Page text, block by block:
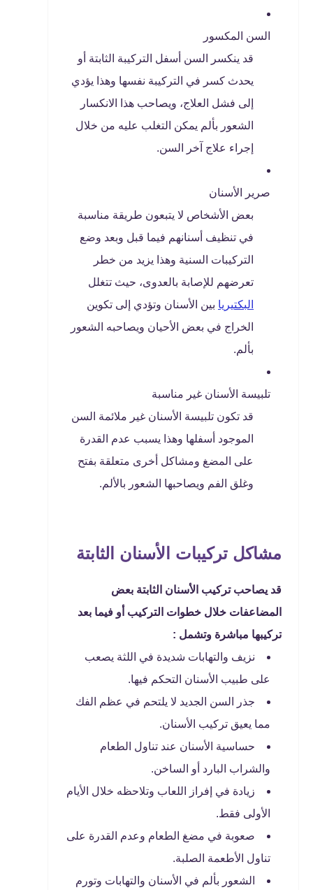
السن المكسور
قد ينكسر السن أسفل التركيبة الثابتة أو
يحدث كسر في التركيبة نفسها وهذا يؤدي
إلى فشل العلاج، ويصاحب هذا الانكسار
الشعور بألم يمكن التغلب عليه من خلال
إجراء علاج آخر السن.
صرير الأسنان
بعض الأشخاص لا يتبعون طريقة مناسبة
في تنظيف أسنانهم فيما قبل وبعد وضع
التركيبات السنية وهذا يزيد من خطر
تعرضهم للإصابة بالعدوى، حيث تتغلل
البكتيريا بين الأسنان وتؤدي إلى تكوين
الخراج في بعض الأحيان ويصاحبه الشعور
بألم.
تلبيسة الأسنان غير مناسبة
قد تكون تلبيسة الأسنان غير ملائمة السن
الموجود أسفلها وهذا يسبب عدم القدرة
على المضغ ومشاكل أخرى متعلقة بفتح
وغلق الفم ويصاحبها الشعور بالألم.
مشاكل تركيبات الأسنان الثابتة
قد يصاحب تركيب الأسنان الثابتة بعض
المضاعفات خلال خطوات التركيب أو فيما بعد
تركيبها مباشرة وتشمل :
نزيف والتهابات شديدة في اللثة يصعب
على طبيب الأسنان التحكم فيها.
جذر السن الجديد لا يلتحم في عظم الفك
مما يعيق تركيب الأسنان.
حساسية الأسنان عند تناول الطعام
والشراب البارد أو الساخن.
زيادة في إفراز اللعاب وتلاحظه خلال الأيام
الأولى فقط.
صعوبة في مضغ الطعام وعدم القدرة على
تناول الأطعمة الصلبة.
الشعور بألم في الأسنان والتهابات وتورم